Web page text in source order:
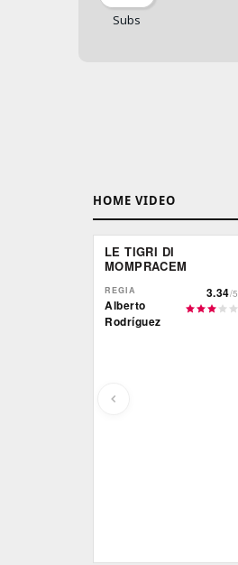
HOME VIDEO
LE TIGRI DI
MOMPRACEM
REGIA
Alberto
Rodríguez
3.34/5